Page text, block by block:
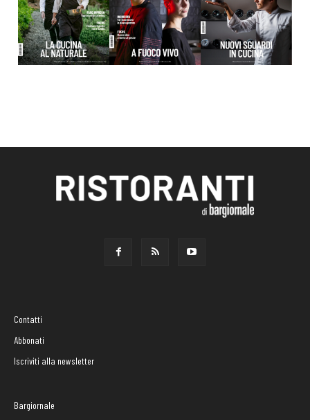
Contatti
Abbonati
Iscriviti alla newsletter
Bargiornale